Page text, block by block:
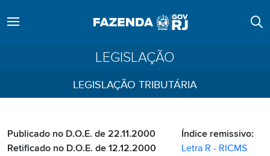
LEGISLAÇÃO
LEGISLAÇÃO TRIBUTÁRIA
Publicado no D.O.E. de 22.11.2000
Retificado no D.O.E. de 12.12.2000
Índice remissivo:
Letra R - RICMS